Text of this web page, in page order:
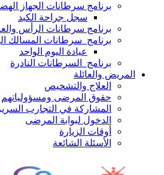
برنامج سرطانات الجهاز
سجل جراحة الكبد
برنامج سرطانات الرأس
برنامج سرطانات المسالك
عيادة اليوم الواحد
برنامج السرطانات النادرة
المريض والعائلة
العلاج والتشخيص
حقوق المرضى ومسؤولياتهم
المشاركة في التجارب
الدخول لبوابة المرضى
أوقات الزيارة
الأسئلة الشائعة